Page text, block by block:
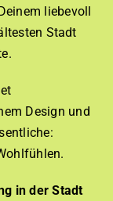
liebevoll
Stadt
Design und
in der Stadt